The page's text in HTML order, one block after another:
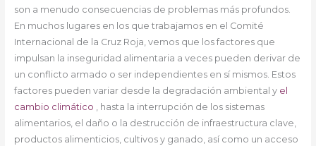
son a menudo consecuencias de problemas más profundos.
En muchos lugares en los que trabajamos en el Comité
Internacional de la Cruz Roja, vemos que los factores que
impulsan la inseguridad alimentaria a veces pueden derivar de
un conflicto armado o ser independientes en sí mismos. Estos
factores pueden variar desde la degradación ambiental y el
cambio climático , hasta la interrupción de los sistemas
alimentarios, el daño o la destrucción de infraestructura clave,
productos alimenticios, cultivos y ganado, así como un acceso